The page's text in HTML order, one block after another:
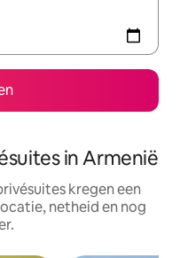
in Armenië
kregen een
netheid en nog